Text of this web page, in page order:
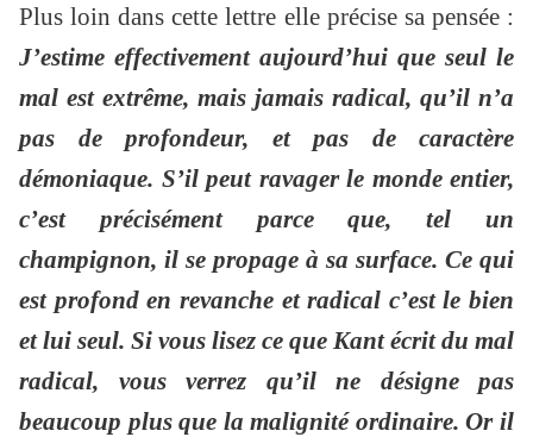
Plus loin dans cette lettre elle précise sa pensée :
J’estime effectivement aujourd’hui que seul le
mal est extrême, mais jamais radical, qu’il n’a
pas de profondeur, et pas de caractère
démoniaque. S’il peut ravager le monde entier,
c’est précisément parce que, tel un
champignon, il se propage à sa surface. Ce qui
est profond en revanche et radical c’est le bien
et lui seul. Si vous lisez ce que Kant écrit du mal
radical, vous verrez qu’il ne désigne pas
beaucoup plus que la malignité ordinaire. Or il